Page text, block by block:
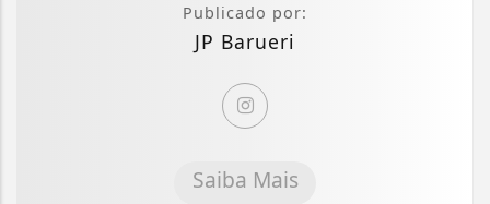
Publicado por:
JP Barueri
Saiba Mais